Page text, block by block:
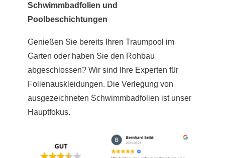
Schwimmbadfolien und
Poolbeschichtungen
Genießen Sie bereits Ihren Traumpool im
Garten oder haben Sie den Rohbau
abgeschlossen? Wir sind Ihre Experten für
Folienauskleidungen. Die Verlegung von
ausgezeichneten Schwimmbadfolien ist unser
Hauptfokus.